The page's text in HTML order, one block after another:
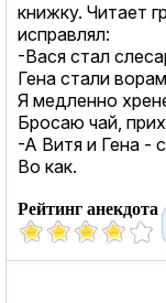
книжку. Читает
исправлял:
-Вася стал
Гена стали
Я медленно
Бросаю чай,
-А Витя и Гена -
Во как.
Рейтинг анекдота